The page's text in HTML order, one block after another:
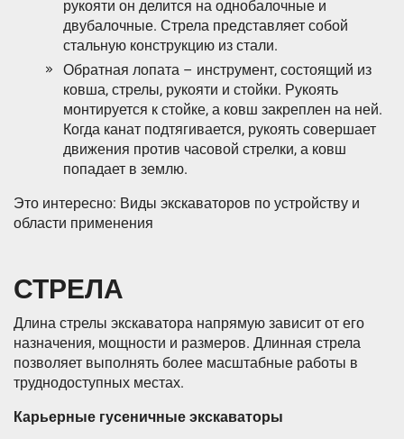
рукояти он делится на однобалочные и
двубалочные. Стрела представляет собой
стальную конструкцию из стали.
Обратная лопата – инструмент, состоящий из
ковша, стрелы, рукояти и стойки. Рукоять
монтируется к стойке, а ковш закреплен на ней.
Когда канат подтягивается, рукоять совершает
движения против часовой стрелки, а ковш
попадает в землю.
Это интересно: Виды экскаваторов по устройству и
области применения
СТРЕЛА
Длина стрелы экскаватора напрямую зависит от его
назначения, мощности и размеров. Длинная стрела
позволяет выполнять более масштабные работы в
труднодоступных местах.
Карьерные гусеничные экскаваторы